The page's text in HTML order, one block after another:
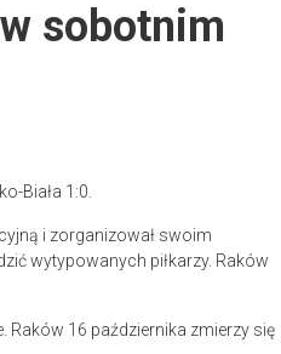
sobotnim
Biała 1:0.
i zorganizował swoim
wytypowanych piłkarzy. Raków
Raków 16 października zmierzy się